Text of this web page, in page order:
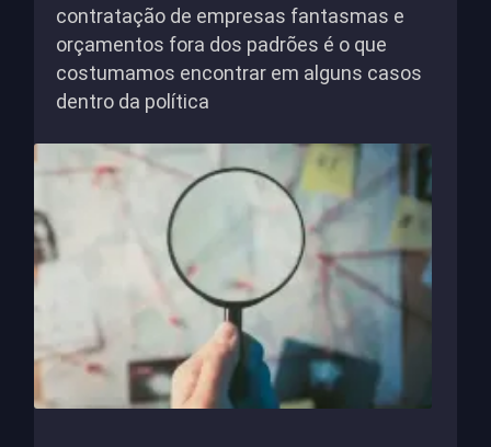
contratação de empresas fantasmas e
orçamentos fora dos padrões é o que
costumamos encontrar em alguns casos
dentro da política